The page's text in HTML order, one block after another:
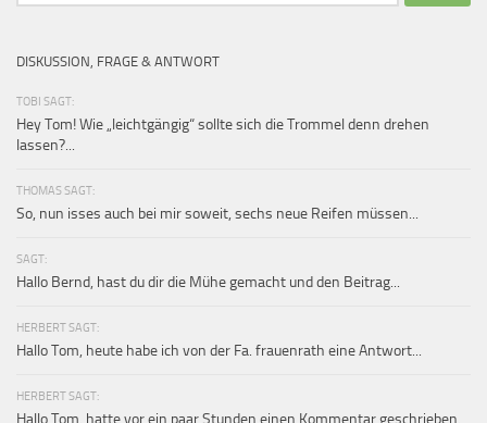
DISKUSSION, FRAGE & ANTWORT
TOBI SAGT:
Hey Tom! Wie „leichtgängig“ sollte sich die Trommel denn drehen
lassen?...
THOMAS SAGT:
So, nun isses auch bei mir soweit, sechs neue Reifen müssen...
SAGT:
Hallo Bernd, hast du dir die Mühe gemacht und den Beitrag...
HERBERT SAGT:
Hallo Tom, heute habe ich von der Fa. frauenrath eine Antwort...
HERBERT SAGT:
Hallo Tom, hatte vor ein paar Stunden einen Kommentar geschrieben.